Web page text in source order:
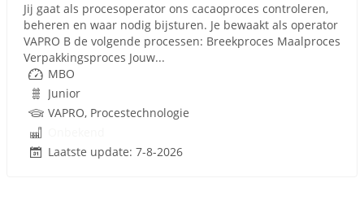
Jij gaat als procesoperator ons cacaoproces controleren,
beheren en waar nodig bijsturen. Je bewaakt als operator
VAPRO B de volgende processen: Breekproces Maalproces
Verpakkingsproces Jouw...
MBO
Junior
VAPRO, Procestechnologie
Laatste update: 7-8-2026